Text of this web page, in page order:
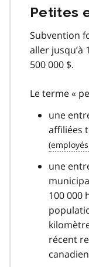
Petites
Subvention
aller jusqu’à
500 000 $.
Le terme «
une
affiliées
une
100 000
récent